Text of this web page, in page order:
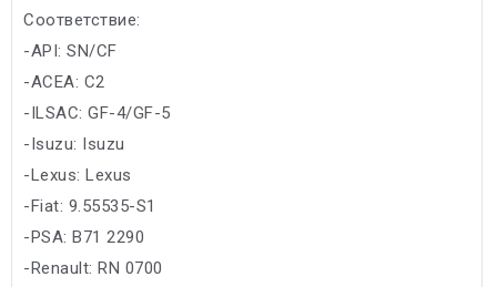
Соответствие:
-API: SN/CF
-ACEA: C2
-ILSAC: GF-4/GF-5
-Isuzu: Isuzu
-Lexus: Lexus
-Fiat: 9.55535-S1
-PSA: B71 2290
-Renault: RN 0700